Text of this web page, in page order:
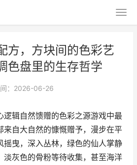
方，方块间的色彩艺
色盘里的生存哲学
：2026-06-26
逻辑自然馈赠的色彩之源游戏中最
来自大自然的慷慨赠予，漫步在平
摇曳，深入丛林，绿色的仙人掌静
淡灰色的骨粉等待收集，甚至海洋